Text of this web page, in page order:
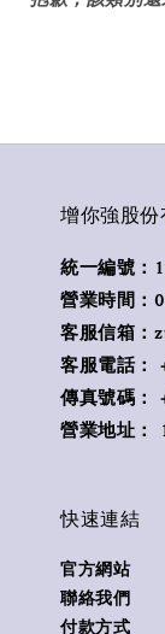
增你強股
統一編號：
營業時間：
客服信箱：
客服電話：
傳真號碼：
營業地址：
快速連結
官方網站
聯絡我們